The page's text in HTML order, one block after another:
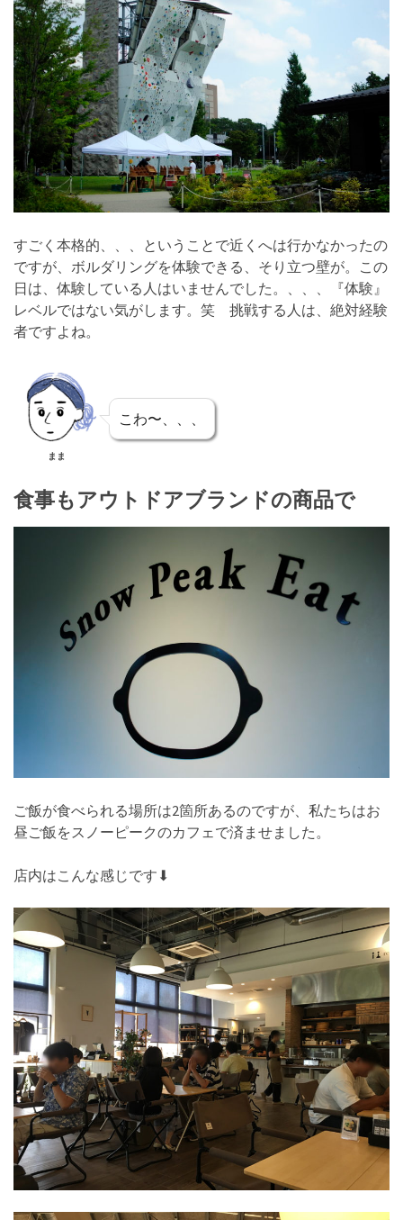
すごく本格的、、、ということで近くへは行かなかったの
ですが、ボルダリングを体験できる、そり立つ壁が。この
日は、体験している人はいませんでした。、、、『体験』
レベルではない気がします。笑 挑戦する人は、絶対経験
者ですよね。
まま
こわ〜、、、
食事もアウトドアブランドの商品で
ご飯が食べられる場所は2箇所あるのですが、私たちはお
昼ご飯をスノーピークのカフェで済ませました。
店内はこんな感じです⬇︎